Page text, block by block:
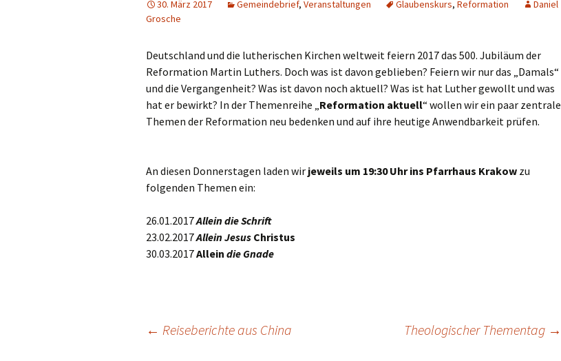
30. März 2017 Gemeindebrief, Veranstaltungen Glaubenskurs, Reformation
Daniel
Grosche
Deutschland und die lutherischen Kirchen weltweit feiern 2017 das 500. Jubiläum der
Reformation Martin Luthers. Doch was ist davon geblieben? Feiern wir nur das „Damals“
und die Vergangenheit? Was ist davon noch aktuell? Was ist hat Luther gewollt und was
hat er bewirkt? In der Themenreihe „Reformation aktuell“ wollen wir ein paar zentrale
Themen der Reformation neu bedenken und auf ihre heutige Anwendbarkeit prüfen.
An diesen Donnerstagen laden wir jeweils um 19:30 Uhr ins Pfarrhaus Krakow zu
folgenden Themen ein:
26.01.2017Allein die Schrift
23.02.2017Allein Jesus Christus
30.03.2017Allein die Gnade
Beitragsnavigation
← Reiseberichte aus China Theologischer Thementag →